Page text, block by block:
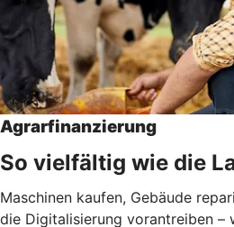
Agrarfinanzierung
So vielfältig wie die
Maschinen kaufen, Gebäude
die Digitalisierung vorantreiben –